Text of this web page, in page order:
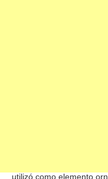
utilizó como elemento